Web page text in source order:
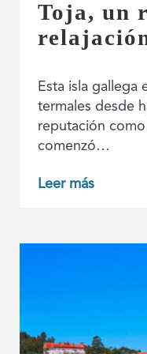
Toja, un
Esta isla gallega
termales desde
reputación
comenzó…
Leer más